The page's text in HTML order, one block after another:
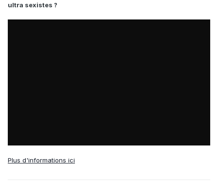
ultra sexistes ?
Plus d'informations ici